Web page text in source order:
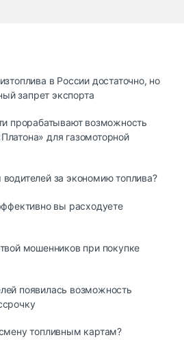
в России достаточно, но
запрет экспорта
прорабатывают возможность
для газомоторной
за экономию топлива?
вы расходуете
мошенников при покупке
появилась возможность
топливным картам?